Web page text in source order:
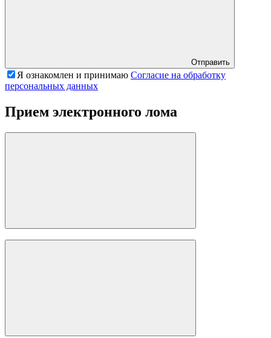
Отправить
Я ознакомлен и принимаю Согласие на обработку
персональных данных
Прием электронного лома